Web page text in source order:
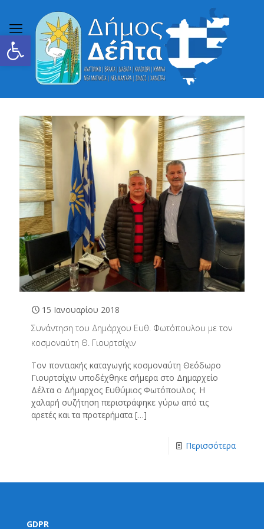
Ανοίξτε τη γραμμή εργαλείων
15 Ιανουαρίου 2018
Συνάντηση του Δημάρχου Ευθ. Φωτόπουλου με τον
κοσμοναύτη Θ. Γιουρτσίχιν
Τον ποντιακής καταγωγής κοσμοναύτη Θεόδωρο
Γιουρτσίχιν υποδέχθηκε σήμερα στο Δημαρχείο
Δέλτα ο Δήμαρχος Ευθύμιος Φωτόπουλος. Η
χαλαρή συζήτηση περιστράφηκε γύρω από τις
αρετές και τα προτερήματα […]
Περισσότερα
GDPR